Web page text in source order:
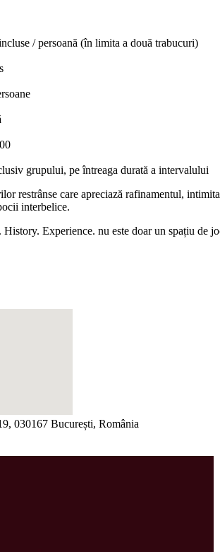
/ persoană (în limita a două trabucuri)
grupului, pe întreaga durată a intervalului
restrânse care apreciază rafinamentul,
interbelice.
Experience. nu este doar un spațiu de
030167 București, România